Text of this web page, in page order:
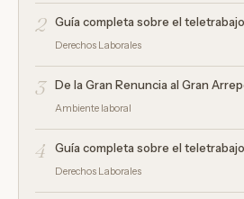
2 Guía completa sobre el
Derechos Laborales
3 De la Gran Renuncia al Gran
Ambiente laboral
4 Guía completa sobre el
Derechos Laborales